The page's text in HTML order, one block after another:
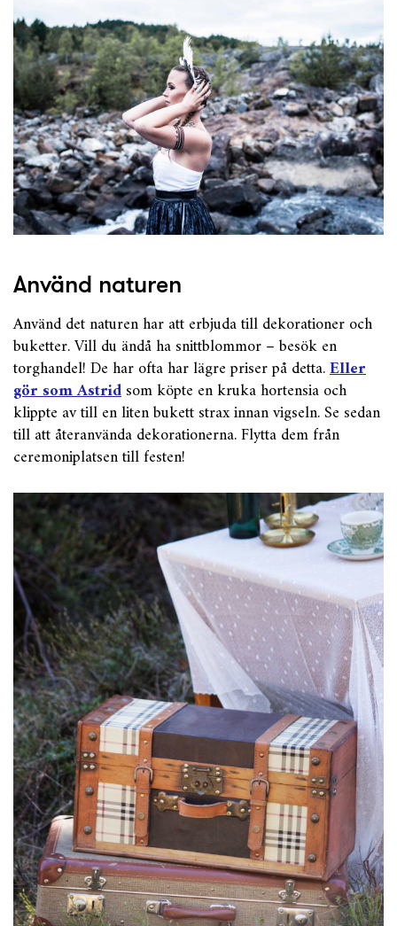
Använd naturen
Använd det naturen har att erbjuda till dekorationer och
buketter. Vill du ändå ha snittblommor – besök en
torghandel! De har ofta har lägre priser på detta.Eller
gör som Astridsom köpte en kruka hortensia och
klippte av till en liten bukett strax innan vigseln. Se sedan
till att återanvända dekorationerna. Flytta dem från
ceremoniplatsen till festen!